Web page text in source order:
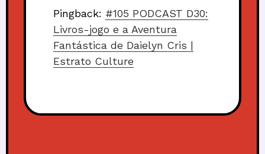
Pingback: #105 PODCAST D30:
Livros-jogo e a Aventura
Fantástica de Daielyn Cris |
Estrato Culture